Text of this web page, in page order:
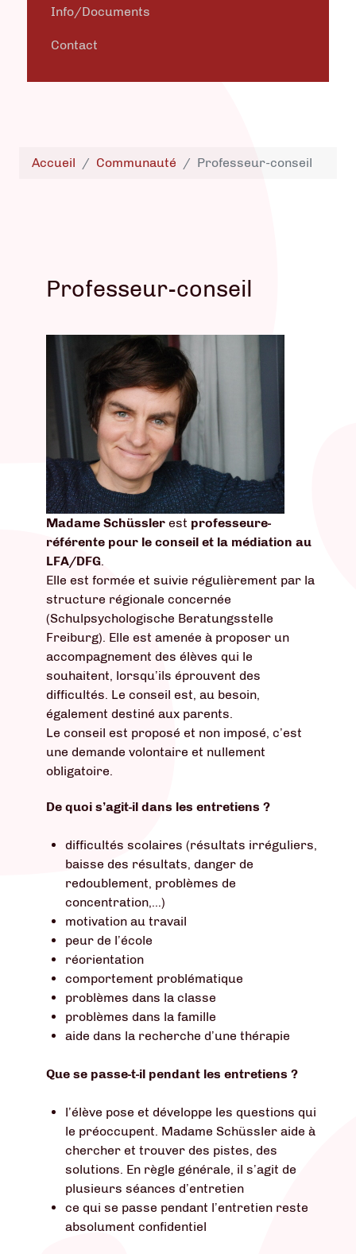
Info/Documents
Contact
Accueil Communauté Professeur-conseil
Professeur-conseil
Madame Schüssler est professeure-
référente pour le conseil et la médiation au
LFA/DFG.
Elle est formée et suivie régulièrement par la
structure régionale concernée
(Schulpsychologische Beratungsstelle
Freiburg). Elle est amenée à proposer un
accompagnement des élèves qui le
souhaitent, lorsqu’ils éprouvent des
difficultés. Le conseil est, au besoin,
également destiné aux parents.
Le conseil est proposé et non imposé, c’est
une demande volontaire et nullement
obligatoire.
De quoi s’agit-il dans les entretiens ?
difficultés scolaires (résultats irréguliers,
baisse des résultats, danger de
redoublement, problèmes de
concentration,…)
motivation au travail
peur de l’école
réorientation
comportement problématique
problèmes dans la classe
problèmes dans la famille
aide dans la recherche d’une thérapie
Que se passe-t-il pendant les entretiens ?
l’élève pose et développe les questions qui
le préoccupent. Madame Schüssler aide à
chercher et trouver des pistes, des
solutions. En règle générale, il s’agit de
plusieurs séances d’entretien
ce qui se passe pendant l’entretien reste
absolument confidentiel